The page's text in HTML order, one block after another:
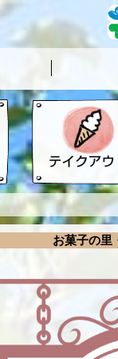
お菓子の里